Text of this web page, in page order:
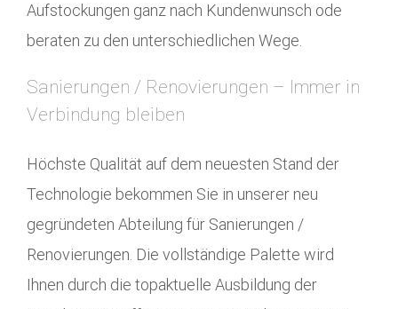
Aufstockungen ganz nach Kundenwunsch ode
beraten zu den unterschiedlichen Wege.
Sanierungen / Renovierungen – Immer in
Verbindung bleiben
Höchste Qualität auf dem neuesten Stand der
Technologie bekommen Sie in unserer neu
gegründeten Abteilung für Sanierungen /
Renovierungen. Die vollständige Palette wird
Ihnen durch die topaktuelle Ausbildung der